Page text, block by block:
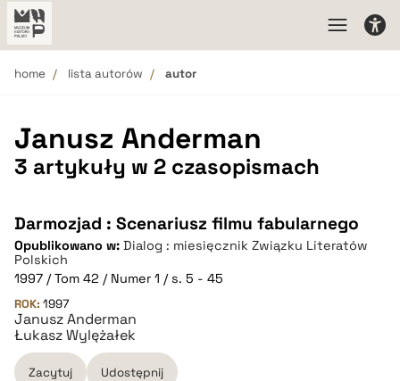
home lista autorów autor
Janusz Anderman
3 artykuły w 2 czasopismach
Darmozjad : Scenariusz filmu fabularnego
Opublikowano w: Dialog : miesięcznik Związku Literatów
Polskich
1997 / Tom 42 / Numer 1 / s. 5 - 45
ROK: 1997
Janusz Anderman
Łukasz Wylężałek
Zacytuj Udostępnij